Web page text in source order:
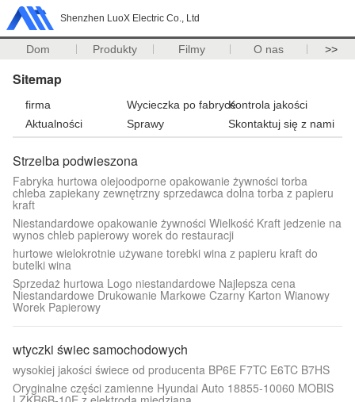
Shenzhen LuoX Electric Co., Ltd
Dom Produkty Filmy O nas >>
Sitemap
firma Wycieczka po fabryceKontrola jakości
Aktualności
Sprawy Skontaktuj się z nami
Strzelba podwieszona
Fabryka hurtowa olejoodporne opakowanie żywności torba
chleba zapiekany zewnętrzny sprzedawca dolna torba z papieru
kraft
Niestandardowe opakowanie żywności Wielkość Kraft jedzenie na
wynos chleb papierowy worek do restauracji
hurtowe wielokrotnie używane torebki wina z papieru kraft do
butelki wina
Sprzedaż hurtowa Logo niestandardowe Najlepsza cena
Niestandardowe Drukowanie Markowe Czarny Karton Wianowy
Worek Papierowy
wtyczki świec samochodowych
wysokiej jakości świece od producenta BP6E F7TC E6TC B7HS
Oryginalne części zamienne Hyundai Auto 18855-10060 MOBIS